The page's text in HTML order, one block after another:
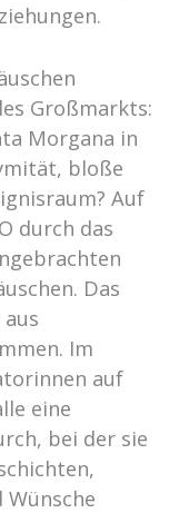
Großmarkts:
Morgana in
bloße
Auf
durch das
Das
Im
auf
eine
bei der sie